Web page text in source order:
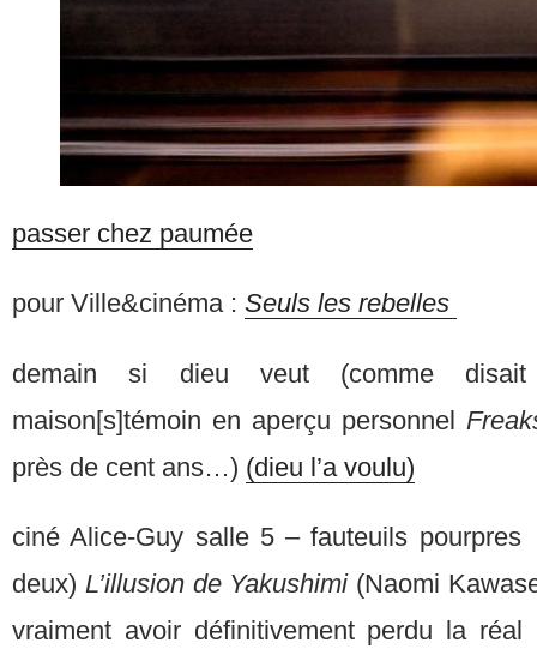
passer chez paumée
pour Ville&cinéma : Seuls les rebelles
demain si dieu veut (comme
maison[s]témoin en aperçu personnel
près de cent ans…) (dieu l’a voulu)
ciné Alice-Guy salle 5 – fauteuils
deux) L’illusion de Yakushimi (Naomi
vraiment avoir définitivement perdu la réal